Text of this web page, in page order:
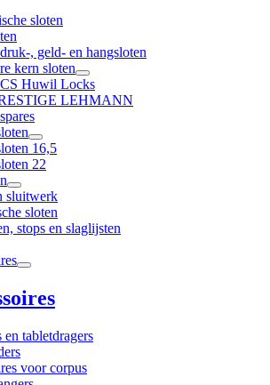
sloten
, geld- en hangsloten
kern sloten
Huwil Locks
LEHMANN
16,5
22
sluitwerk
sloten
stops en slaglijsten
en tabletdragers
voor corpus